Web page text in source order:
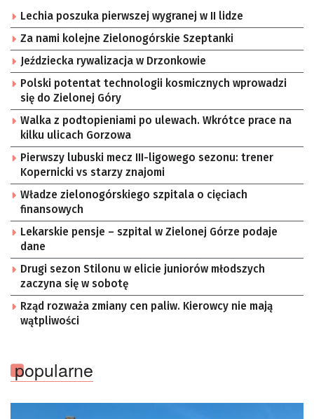
Lechia poszuka pierwszej wygranej w II lidze
Za nami kolejne Zielonogórskie Szeptanki
Jeździecka rywalizacja w Drzonkowie
Polski potentat technologii kosmicznych wprowadzi
się do Zielonej Góry
Walka z podtopieniami po ulewach. Wkrótce prace na
kilku ulicach Gorzowa
Pierwszy lubuski mecz III-ligowego sezonu: trener
Kopernicki vs starzy znajomi
Władze zielonogórskiego szpitala o cięciach
finansowych
Lekarskie pensje – szpital w Zielonej Górze podaje
dane
Drugi sezon Stilonu w elicie juniorów młodszych
zaczyna się w sobotę
Rząd rozważa zmiany cen paliw. Kierowcy nie mają
wątpliwości
popularne